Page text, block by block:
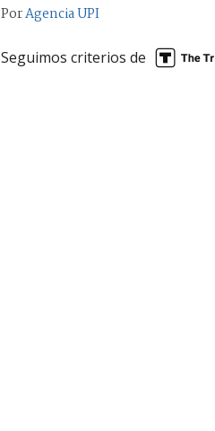
PorAgencia UPI
Seguimos criterios de